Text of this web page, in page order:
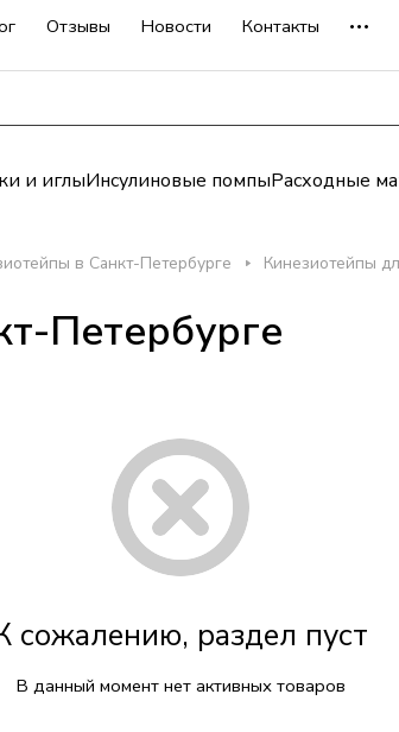
Отзывы Новости Контакты
и иглыИнсулиновые помпыРасходные
в Санкт-Петербурге Кинезиотейпы
Петербурге
сожалению, раздел пуст
В данный момент нет активных товаров